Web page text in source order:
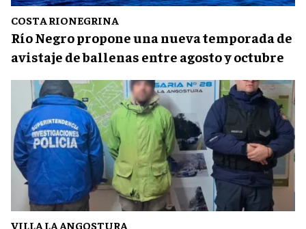
COSTA RIONEGRINA
Río Negro propone una nueva temporada de
avistaje de ballenas entre agosto y octubre
VILLA LA ANGOSTURA